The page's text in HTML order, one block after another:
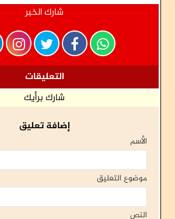
شارك الخبر
التعليقات
شارك برأيك
إضافة تعليق
الأسم
موضوع التعليق
النص